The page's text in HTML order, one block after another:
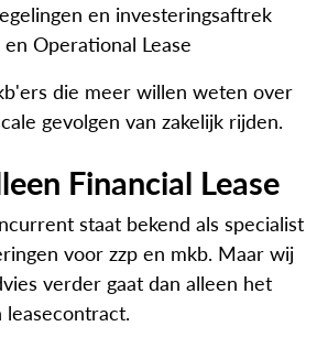
en investeringsaftrek
en Operational Lease
die meer willen weten over
gevolgen van zakelijk rijden.
Financial Lease
staat bekend als specialist
voor zzp en mkb. Maar wij
verder gaat dan alleen het
leasecontract.